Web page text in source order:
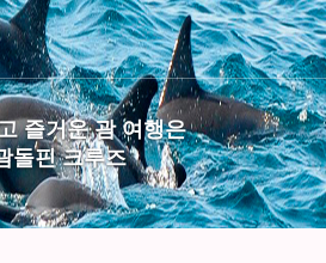
즐거운 괌 여행은
돌핀 크루즈